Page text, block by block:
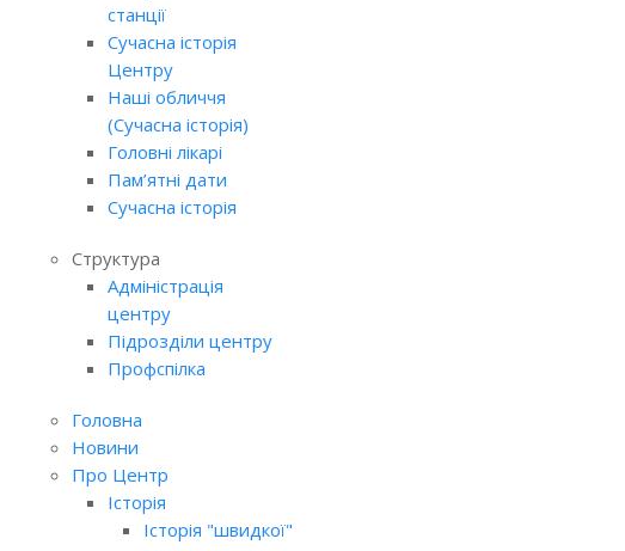
станції
Сучасна історія
Центру
Наші обличчя
(Сучасна історія)
Головні лікарі
Пам’ятні дати
Сучасна історія
Структура
Адміністрація
центру
Підрозділи центру
Профспілка
Головна
Новини
Про Центр
Історія
Історія "швидкої"